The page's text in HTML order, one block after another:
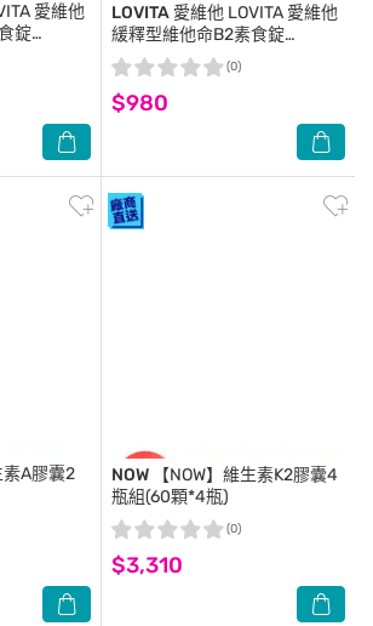
愛維他
錠
LOVITA 愛維他 LOVITA 愛維他
緩釋型維他命B2素食錠
100mg(90顆/瓶)
$980
(0)
素A膠囊2
NOW 【NOW】維生素K2膠囊4
瓶組(60顆*4瓶)
$3,310
(0)